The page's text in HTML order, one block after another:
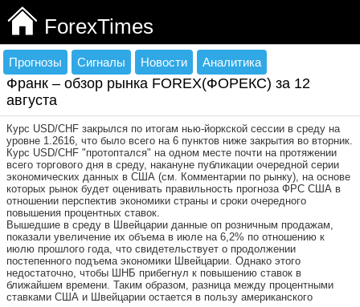
ForexTimes
Прогнозы Сигналы Новости Аналитика
Франк – обзор рынка FOREX(ФОРЕКС) за 12
августа
Курс USD/CHF закрылся по итогам нью-йоркской сессии в среду на
уровне 1.2616, что было всего на 6 пунктов ниже закрытия во вторник.
Курс USD/CHF "протоптался" на одном месте почти на протяжении
всего торгового дня в среду, накануне публикации очередной серии
экономических данных в США (см. Комментарии по рынку), на основе
которых рынок будет оценивать правильность прогноза ФРС США в
отношении перспектив экономики страны и сроки очередного
повышения процентных ставок.
Вышедшие в среду в Швейцарии данные оп розничным продажам,
показали увеличение их объема в июле на 6,2% по отношению к
июлю прошлого года, что свидетельствует о продолжении
постепенного подъема экономики Швейцарии. Однако этого
недостаточно, чтобы ШНБ прибегнул к повышению ставок в
ближайшем времени. Таким образом, разница между процентными
ставками США и Швейцарии остается в пользу американского